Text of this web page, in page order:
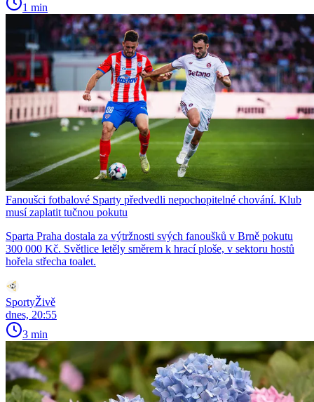
1 min
Fanoušci fotbalové Sparty předvedli nepochopitelné chování. Klub
musí zaplatit tučnou pokutu
Sparta Praha dostala za výtržnosti svých fanoušků v Brně pokutu
300 000 Kč. Světlice letěly směrem k hrací ploše, v sektoru hostů
hořela střecha toalet.
SportyŽivě
dnes, 20:55
3 min